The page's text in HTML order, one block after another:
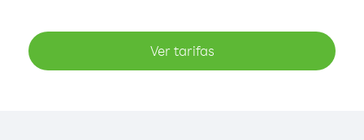
Ver tarifas